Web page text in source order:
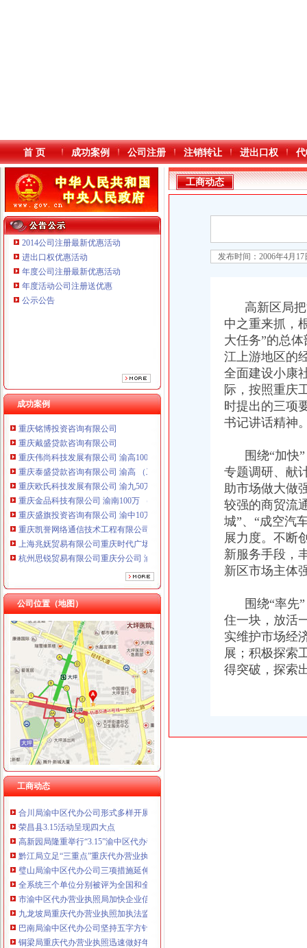
本站导航
首 页 成功案例 公司注册 注销转让 进出口权
2014公司注册最新优惠活动
进出口权优惠活动
年度公司注册最新优惠活动
年度活动公司注册送优惠
公示公告
成功案例
重庆戴盛贷款咨询有限公司
重庆伟尚科技发展有限公司 渝高100万 （工商注册）
重庆泰盛贷款咨询有限公司 渝高 （工商注册）
重庆欧氏科技发展有限公司 渝九50万 （进出口权）
重庆金品科技有限公司 渝南100万 （进出口权）
重庆盛旗投资咨询有限公司 渝中10万 （工商注册）
重庆凯誉网络通信技术工程有限公司渝中分公司 （工商注册）
上海兆妩贸易有限公司重庆时代广场分公司 渝中 （工商注册）
杭州思锐贸易有限公司重庆分公司 渝中 （工商注册）
重庆百谷农业开发有限公司 渝中650万 （注册）
重庆戴盛贷款咨询有限公司
重庆伟尚科技发展有限公司 渝高100万 （工商注册）
重庆泰盛贷款咨询有限公司 渝高 （工商注册）
重庆欧氏科技发展有限公司 渝九50万 （进出口权）
重庆金品科技有限公司 渝南100万 （进出口权）
重庆盛旗投资咨询有限公司 渝中10万 （工商注册）
重庆凯誉网络通信技术工程有限公司渝中分公司 （工商注册）
上海兆妩贸易有限公司重庆时代广场分公司 渝中 （工商注册）
杭州思锐贸易有限公司重庆分公司 渝中 （工商注册）
重庆百谷农业开发有限公司 渝中650万 （注册）
公司位置（地图）
工商动态
工商动态
渝北局重庆代办公司切实加食品安全监管
江北局四项措施加种子市渝中区代办营业执照场监管保护春耕播种
国家工商总局渝中区工商代办检查组检查大足局行政执法工作
九龙坡分局渝中区代办营业执照加案件监督显成效
巴南局案件质量评查会呈现三“同”渝中区工商代办点
璧山局开展劳动力市重庆代办营业执照场秩序专项整
荣昌局渝中区代办营业执照突出重点认真开展农机护农专项理行动
市局领导亲自坐阵12315综合指挥调度中心指挥处理央视“3.15”晚会移转的渝中
酉局渝中区代办营业执照以规范求节约 以节约促发展
酉局重庆代办公司隆重纪念3．15活动。
荣昌县3.15活动呈现四大点
高新园局隆重举行“3.15”渝中区代办营业执照纪念活动
黔江局立足“三重点”重庆代办营业执照抓好干部教育培训
璧山局渝中区代办公司三项措施延伸注册登记职能方便企业
全系统三个单位分别被评为全国和全市重庆代办公司三八红旗集体
市渝中区代办营业执照局加快企业信用信息联合征信系统开发建设
九龙坡局重庆代办营业执照加执法监督防止执法腐败
巴南局渝中区代办公司坚持五字方针稳步推进3·15系列活动
铜梁局重庆代办营业执照迅速做好年检准备工作
认真开展“解放思想，更新观念”渝中区代办公司大讨论 积促外资工作扎实推进
工商动态
发布时间：2006年4月
高新区局把
中之重来抓，
大任务”的总
江上游地区的
全面建设小康
际，按照重庆
时提出的三项
书记讲话精神
围绕“加快”
专题调研、献
助市场做大做
较强的商贸流
城”、“成空汽
展力度。不断
新服务手段，
新区市场主体
围绕“率先”
住一块，放活
实维护市场经
展；积极探索
得突破，探索